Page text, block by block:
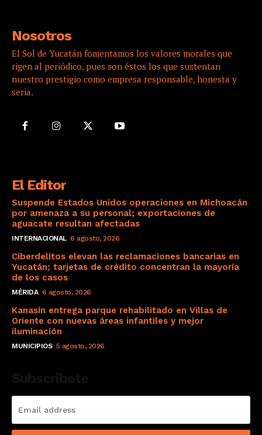
Nosotros
El Sol de Yucatán fomentamos los valores morales que
rigen al periódico, pues son éstos los que sustentan
nuestro prestigio como empresa responsable, honesta y
seria.
El Editor
Suspende Estados Unidos operaciones en Michoacán
por amenaza a su personal; exportaciones de
aguacate resultan afectadas
INTERNACIONAL 6 agosto, 2026
Ciberdelitos elevan las reclamaciones bancarias en
Yucatán; tarjetas de crédito concentran la mayoría
de los casos
MÉRIDA 6 agosto, 2026
Kanasín entrega parque rehabilitado en Villas de
Oriente con nuevas áreas infantiles y mejor
iluminación
MUNICIPIOS 5 agosto, 2026